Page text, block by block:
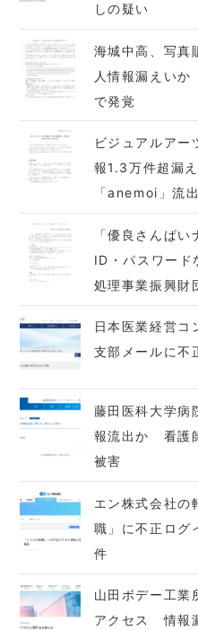
しの疑い
海城中高、写真
人情報漏えい
で発覚
ビジュアルアー
報1.3万件超漏
「anemoi」流
「優良さんぱい
ID・パスワー
処理事業振興財
日本医業経営コ
支部メールに
藤田医科大学
報流出か 看護
被害
エン株式会社の
職」に不正ロ
件
山田ボデー工業
アクセス 情報